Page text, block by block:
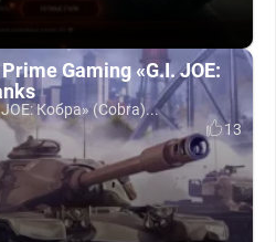
Gaming «G.I. JOE:
Кобра» (Cobra)...
13